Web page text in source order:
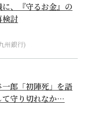
、『守るお金』の
検討
州銀行)
郎「初陣死」を語
て守り切れなか…